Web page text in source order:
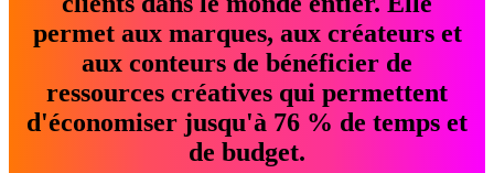
permet aux marques, aux créateurs et
aux conteurs de bénéficier de
ressources créatives qui permettent
d'économiser jusqu'à 76 % de temps et
de budget.